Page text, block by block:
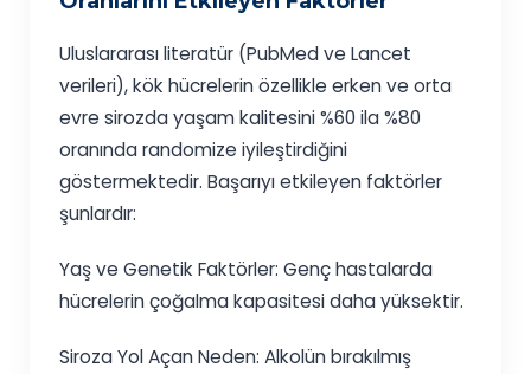
Uluslararası literatür (PubMed ve Lancet
verileri), kök hücrelerin özellikle erken ve orta
evre sirozda yaşam kalitesini %60 ila %80
oranında randomize iyileştirdiğini
göstermektedir. Başarıyı etkileyen faktörler
şunlardır:
Yaş ve Genetik Faktörler: Genç hastalarda
hücrelerin çoğalma kapasitesi daha yüksektir.
Siroza Yol Açan Neden: Alkolün bırakılmış